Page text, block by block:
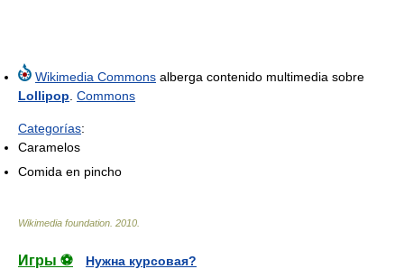
Wikimedia Commons alberga contenido multimedia sobre
Lollipop Commons
Categorías:
Caramelos
Comida en pincho
Wikimedia foundation 2010
Игры ⚽
Нужна курсовая?